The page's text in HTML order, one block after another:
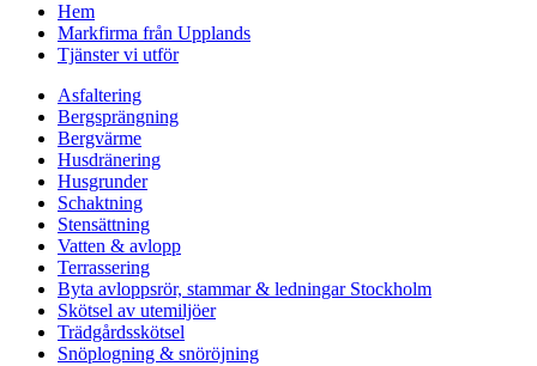
Hem
Markfirma från Upplands
Tjänster vi utför
Asfaltering
Bergsprängning
Bergvärme
Husdränering
Husgrunder
Schaktning
Stensättning
Vatten & avlopp
Terrassering
Byta avloppsrör, stammar & ledningar Stockholm
Skötsel av utemiljöer
Trädgårdsskötsel
Snöplogning & snöröjning